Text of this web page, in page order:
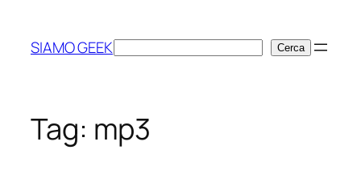
contenuto
SIAMO GEEKCerca Cerca
Tag: mp3